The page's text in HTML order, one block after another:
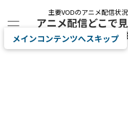
主要VODのアニメ配信状
アニメ配信どこで
メインコンテンツへスキップ